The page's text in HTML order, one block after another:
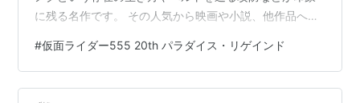
に残る名作です。 その人気から映画や小説、他作品への
注目の一作ですね。 しかし死んだはずの草加や北崎、そ
して何より乾巧が出ていますが……？ ということでネタ
バレ注意！！ はい、めちゃくちゃ良かったです！！ 本編
#仮面ライダー555 20th パラダイス・リゲインド